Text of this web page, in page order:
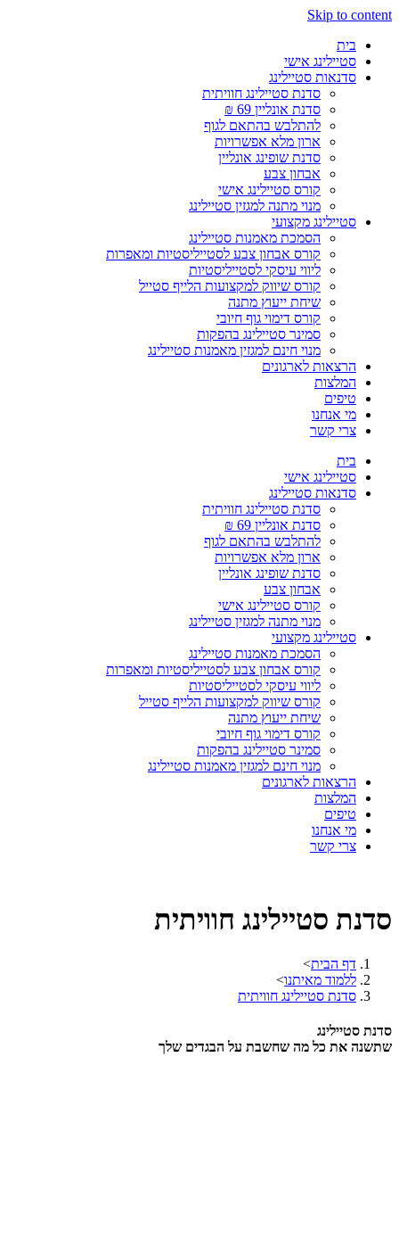
Skip to content
בית
סטיילינג אישי
סדנאות סטיילינג
סדנת סטיילינג חוויתית
סדנת אונליין 69 ₪
להתלבש בהתאם לגוף
ארון מלא אפשרויות
סדנת שופינג אונליין
אבחון צבע
קורס סטיילינג אישי
מנוי מתנה למגזין סטיילינג
סטיילינג מקצועי
הסמכת מאמנות סטיילינג
קורס אבחון צבע לסטייליסטיות ומאפרות
ליווי עיסקי לסטייליסטיות
קורס שיווק למקצועות הלייף סטייל
שיחת ייעוץ מתנה
קורס דימוי גוף חיובי
סמינר סטיילינג בהפקות
מנוי חינם למגזין מאמנות סטיילינג
הרצאות לארגונים
המלצות
טיפים
מי אנחנו
צרי קשר
בית
סטיילינג אישי
סדנאות סטיילינג
סדנת סטיילינג חוויתית
סדנת אונליין 69 ₪
להתלבש בהתאם לגוף
ארון מלא אפשרויות
סדנת שופינג אונליין
אבחון צבע
קורס סטיילינג אישי
מנוי מתנה למגזין סטיילינג
סטיילינג מקצועי
הסמכת מאמנות סטיילינג
קורס אבחון צבע לסטייליסטיות ומאפרות
ליווי עיסקי לסטייליסטיות
קורס שיווק למקצועות הלייף סטייל
שיחת ייעוץ מתנה
קורס דימוי גוף חיובי
סמינר סטיילינג בהפקות
מנוי חינם למגזין מאמנות סטיילינג
הרצאות לארגונים
המלצות
טיפים
מי אנחנו
צרי קשר
סדנת סטיילינג חוויתית
דף הבית>
ללמוד מאיתנו>
סדנת סטיילינג חוויתית
סדנת סטיילינג
שתשנה את כל מה שחשבת על הבגדים שלך